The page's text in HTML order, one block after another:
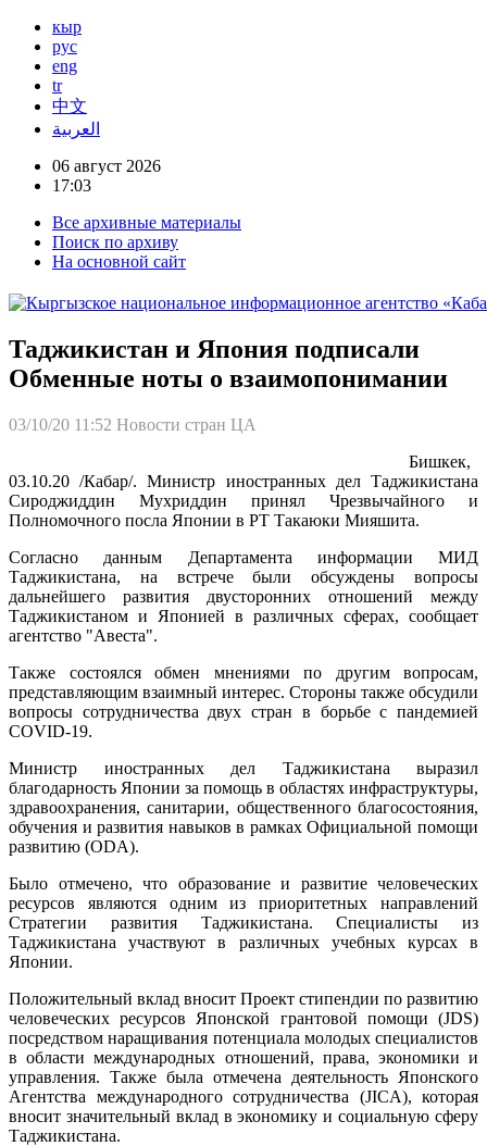
кыр
рус
eng
tr
中文
العربية
06 август 2026
17:03
Все архивные материалы
Поиск по архиву
На основной сайт
Таджикистан и Япония подписали
Обменные ноты о взаимопонимании
03/10/20 11:52 Новости стран ЦА
Бишкек,
03.10.20 /Кабар/. Министр иностранных дел Таджикистана
Сироджиддин Мухриддин принял Чрезвычайного и
Полномочного посла Японии в РТ Такаюки Мияшита.
Согласно данным Департамента информации МИД
Таджикистана, на встрече были обсуждены вопросы
дальнейшего развития двусторонних отношений между
Таджикистаном и Японией в различных сферах, сообщает
агентство "Авеста".
Также состоялся обмен мнениями по другим вопросам,
представляющим взаимный интерес. Стороны также обсудили
вопросы сотрудничества двух стран в борьбе с пандемией
COVID-19.
Министр иностранных дел Таджикистана выразил
благодарность Японии за помощь в областях инфраструктуры,
здравоохранения, санитарии, общественного благосостояния,
обучения и развития навыков в рамках Официальной помощи
развитию (ODA).
Было отмечено, что образование и развитие человеческих
ресурсов являются одним из приоритетных направлений
Стратегии развития Таджикистана. Специалисты из
Таджикистана участвуют в различных учебных курсах в
Японии.
Положительный вклад вносит Проект стипендии по развитию
человеческих ресурсов Японской грантовой помощи (JDS)
посредством наращивания потенциала молодых специалистов
в области международных отношений, права, экономики и
управления. Также была отмечена деятельность Японского
Агентства международного сотрудничества (JICA), которая
вносит значительный вклад в экономику и социальную сферу
Таджикистана.